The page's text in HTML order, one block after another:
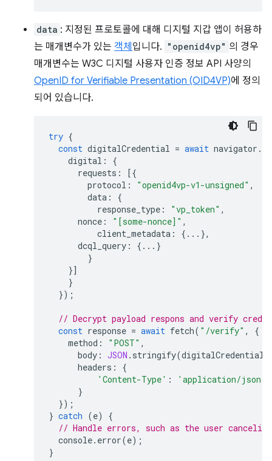
data : 지정된 프로토콜에 대해 디지털 지갑 앱이 허용하
는 매개변수가 있는 객체 입니다. "openid4vp" 의 경우
매개변수는 W3C 디지털 사용자 인증 정보 API 사양의
OpenID for Verifiable Presentation (OID4VP)에 정의
되어 있습니다.
try {
const digitalCredential = await navigator .
digital :
{
requests :
[{
protocol : "openid4vp-v1-unsigned" ,
data :
{
response_type : "vp_token" ,
nonce : "[some-nonce]" ,
client_metadata :
{...},
dcql_query :
{...}
}
}]
}
});
// Decrypt payload respons and verify
const response = await fetch( "/verify" ,
{
method : "POST" ,
body : JSON . stringify(digitalCredential
headers :
{
'Content-Type' :
'application/json'
}
});
} catch (e)
{
// Handle errors, such as the user
console. error(e);
}